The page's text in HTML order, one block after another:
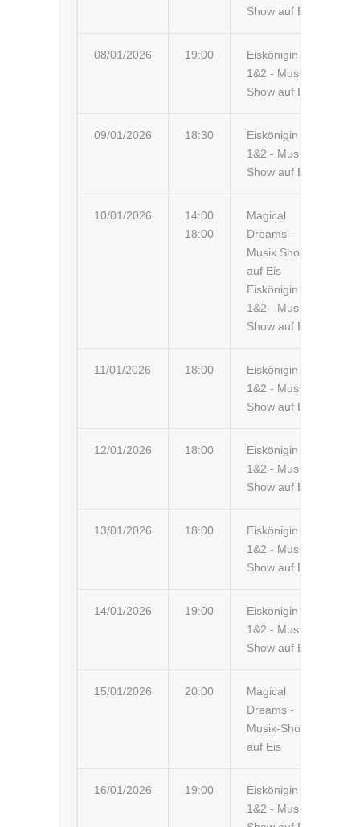
Show auf Eis
08/01/2026 19:00
Eiskönigin
1&2 - Musik-
Show auf Eis
09/01/2026 18:30
Eiskönigin
1&2 - Musik-
Show auf Eis
10/01/2026
14:00
18:00
Magical
Dreams -
Musik Show
auf Eis
Eiskönigin
1&2 - Musik-
Show auf Eis
11/01/2026 18:00
Eiskönigin
1&2 - Musik-
Show auf Eis
12/01/2026 18:00
Eiskönigin
1&2 - Musik-
Show auf Eis
13/01/2026 18:00
Eiskönigin
1&2 - Musik-
Show auf Eis
14/01/2026 19:00
Eiskönigin
1&2 - Musik-
Show auf Eis
15/01/2026 20:00
Magical
Dreams -
Musik-Show
auf Eis
16/01/2026 19:00
Eiskönigin
1&2 - Musik-